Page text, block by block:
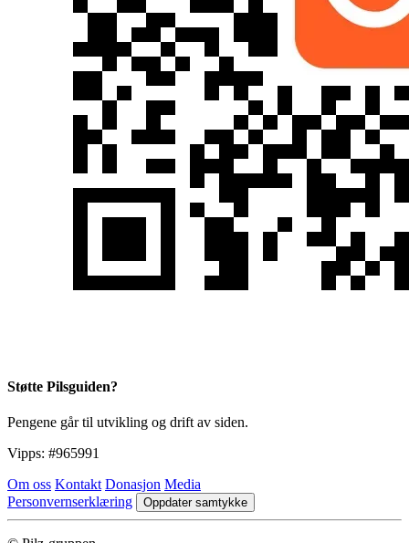
Støtte Pilsguiden?
Pengene går til utvikling og drift av siden.
Vipps: #965991
Om oss Kontakt Donasjon Media
Personvernserklæring
Oppdater samtykke